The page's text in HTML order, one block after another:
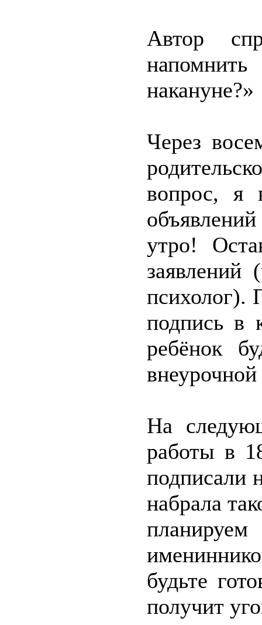
Автор
накануне?»
Через
вопрос, я
утро!
заявлений
психолог).
подпись в
ребёнок
На
работы в
подписали
набрала
будьте
получит